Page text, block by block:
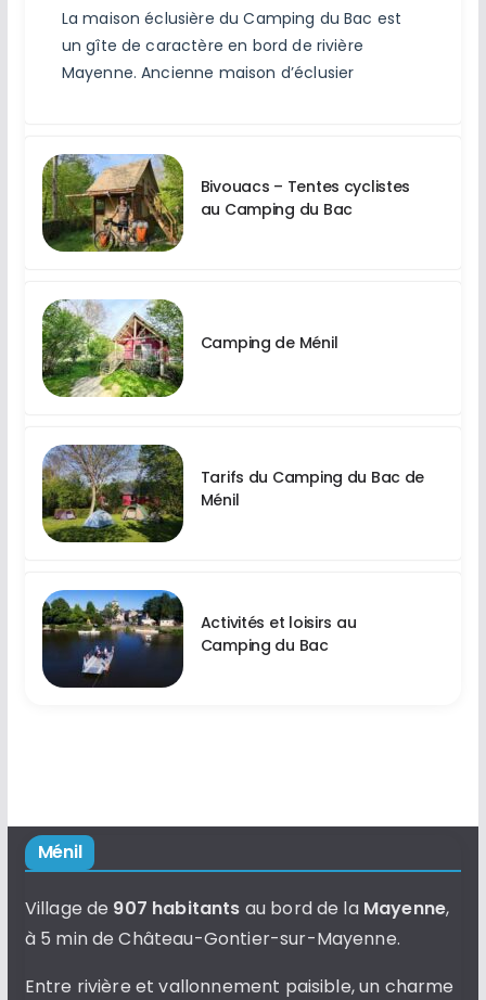
La maison éclusière du Camping du Bac est
un gîte de caractère en bord de rivière
Mayenne. Ancienne maison d’éclusier
Bivouacs – Tentes cyclistes
au Camping du Bac
Camping de Ménil
Tarifs du Camping du Bac de
Ménil
Activités et loisirs au
Camping du Bac
Ménil
Village de 907 habitants au bord de la Mayenne,
à 5 min de Château-Gontier-sur-Mayenne.
Entre rivière et vallonnement paisible, un charme